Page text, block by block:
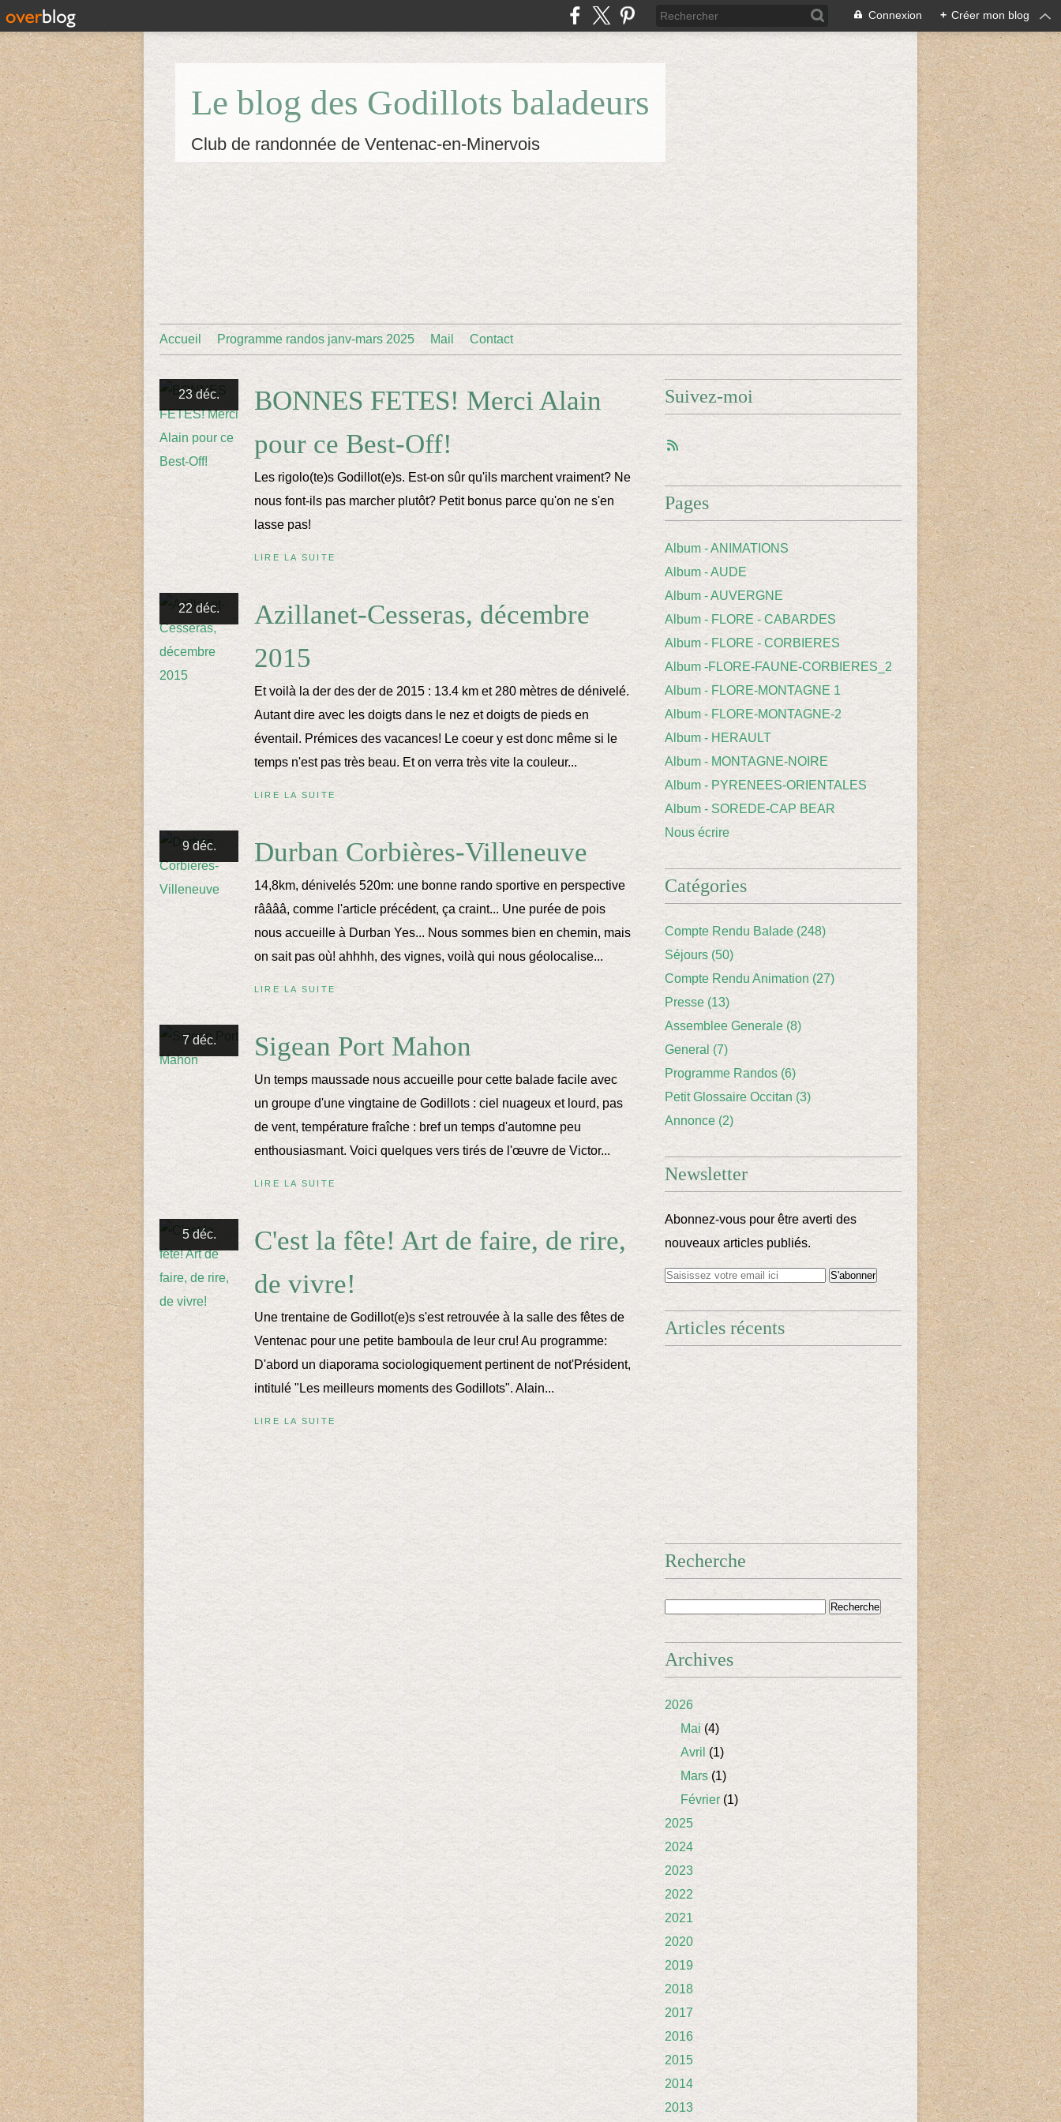
Connexion + Créer mon blog
Le blog des Godillots baladeurs
Club de randonnée de Ventenac-en-Minervois
Accueil Programme randos janv-mars 2025 Mail Contact
23 déc.
BONNES FETES! Merci Alain
pour ce Best-Off!
Les rigolo(te)s Godillot(e)s. Est-on sûr qu'ils marchent vraiment? Ne
nous font-ils pas marcher plutôt? Petit bonus parce qu'on ne s'en
lasse pas!
LIRE LA SUITE
22 déc.
Azillanet-Cesseras, décembre
2015
Et voilà la der des der de 2015 : 13.4 km et 280 mètres de dénivelé.
Autant dire avec les doigts dans le nez et doigts de pieds en
éventail. Prémices des vacances! Le coeur y est donc même si le
temps n'est pas très beau. Et on verra très vite la couleur...
LIRE LA SUITE
9 déc. Durban Corbières-Villeneuve
14,8km, dénivelés 520m: une bonne rando sportive en perspective
rââââ, comme l'article précédent, ça craint... Une purée de pois
nous accueille à Durban Yes... Nous sommes bien en chemin, mais
on sait pas où! ahhhh, des vignes, voilà qui nous géolocalise...
LIRE LA SUITE
7 déc. Sigean Port Mahon
Un temps maussade nous accueille pour cette balade facile avec
un groupe d'une vingtaine de Godillots : ciel nuageux et lourd, pas
de vent, température fraîche : bref un temps d'automne peu
enthousiasmant. Voici quelques vers tirés de l'œuvre de Victor...
LIRE LA SUITE
5 déc.
C'est la fête! Art de faire, de rire,
de vivre!
Une trentaine de Godillot(e)s s'est retrouvée à la salle des fêtes de
Ventenac pour une petite bamboula de leur cru! Au programme:
D'abord un diaporama sociologiquement pertinent de not'Président,
intitulé "Les meilleurs moments des Godillots". Alain...
LIRE LA SUITE
Suivez-moi
Pages
Album - ANIMATIONS
Album - AUDE
Album - AUVERGNE
Album - FLORE - CABARDES
Album - FLORE - CORBIERES
Album -FLORE-FAUNE-CORBIERES_2
Album - FLORE-MONTAGNE 1
Album - FLORE-MONTAGNE-2
Album - HERAULT
Album - MONTAGNE-NOIRE
Album - PYRENEES-ORIENTALES
Album - SOREDE-CAP BEAR
Nous écrire
Catégories
Compte Rendu Balade (248)
Séjours (50)
Compte Rendu Animation (27)
Presse (13)
Assemblee Generale (8)
General (7)
Programme Randos (6)
Petit Glossaire Occitan (3)
Annonce (2)
Newsletter
Abonnez-vous pour être averti des
nouveaux articles publiés.
Articles récents
Recherche
Archives
2026
Mai (4)
Avril (1)
Mars (1)
Février (1)
2025
2024
2023
2022
2021
2020
2019
2018
2017
2016
2015
2014
2013